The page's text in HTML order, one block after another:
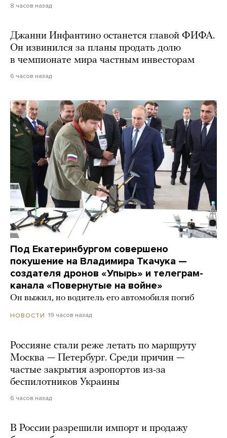
8 часов назад
Джанни Инфантино останется главой ФИФА.
Он извинился за планы продать долю
в чемпионате мира частным инвесторам
6 часов назад
Под Екатеринбургом совершено
покушение на Владимира Ткачука —
создателя дронов «Упырь» и телеграм-
канала «Повернутые на войне»
Он выжил, но водитель его автомобиля погиб
НОВОСТИ 19 часов назад
Россияне стали реже летать по маршруту
Москва — Петербург. Среди причин —
частые закрытия аэропортов из-за
беспилотников Украины
6 часов назад
В России разрешили импорт и продажу